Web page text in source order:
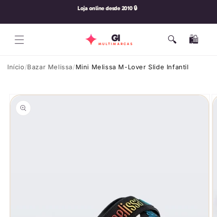
Loja online desde 2010 🔒
GI
MULTIMARCAS 🔍 🛍️
Carrinho
Início Bazar Melissa Mini Melissa M-Lover Slide Infantil
as
informações